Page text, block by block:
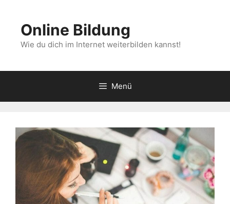
springenOnline Bildung
Wie du dich im Internet weiterbilden kannst!
Menü